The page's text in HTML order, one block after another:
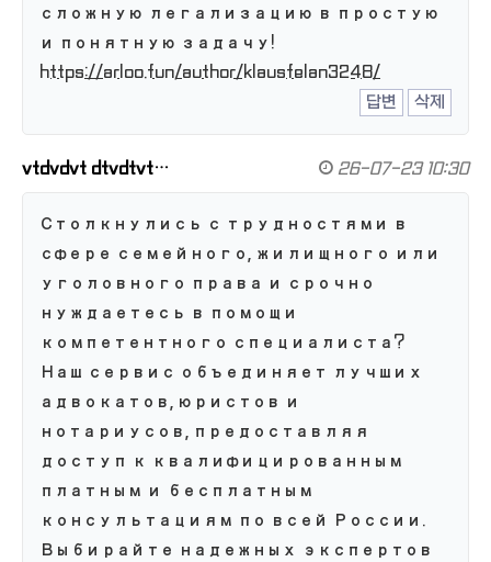
сложную легализацию в простую
и понятную задачу!
https://arloo.fun/author/klausfelan3248/
답변
삭제
vtdvdvt dtvdtvt… 26-07-23 10:30
Столкнулись с трудностями в
сфере семейного, жилищного или
уголовного права и срочно
нуждаетесь в помощи
компетентного специалиста?
Наш сервис объединяет лучших
адвокатов, юристов и
нотариусов, предоставляя
доступ к квалифицированным
платным и бесплатным
консультациям по всей России.
Выбирайте надежных экспертов